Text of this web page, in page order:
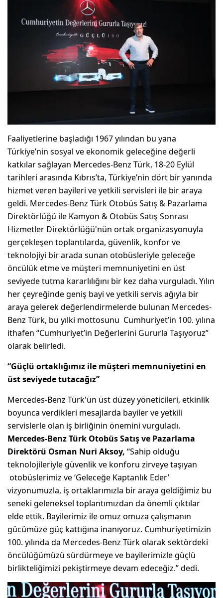
Faaliyetlerine başladığı 1967 yılından bu yana
Türkiye’nin sosyal ve ekonomik geleceğine değerli
katkılar sağlayan Mercedes-Benz Türk, 18-20 Eylül
tarihleri arasında Kıbrıs’ta, Türkiye’nin dört bir yanında
hizmet veren bayileri ve yetkili servisleri ile bir araya
geldi. Mercedes-Benz Türk Otobüs Satış & Pazarlama
Direktörlüğü ile Kamyon & Otobüs Satış Sonrası
Hizmetler Direktörlüğü'nün ortak organizasyonuyla
gerçekleşen toplantılarda, güvenlik, konfor ve
teknolojiyi bir arada sunan otobüsleriyle geleceğe
öncülük etme ve müşteri memnuniyetini en üst
seviyede tutma kararlılığını bir kez daha vurguladı. Yılın
her çeyreğinde geniş bayi ve yetkili servis ağıyla bir
araya gelerek değerlendirmelerde bulunan Mercedes-
Benz Türk, bu yılki mottosunu Cumhuriyet’in 100. yılına
ithafen “Cumhuriyet’in Değerlerini Gururla Taşıyoruz”
olarak belirledi.
“Güçlü ortaklığımız ile müşteri memnuniyetini en
üst seviyede tutacağız”
Mercedes-Benz Türk'ün üst düzey yöneticileri, etkinlik
boyunca verdikleri mesajlarda bayiler ve yetkili
servislerle olan iş birliğinin önemini vurguladı.
Mercedes-Benz Türk Otobüs Satış ve Pazarlama
Direktörü Osman Nuri Aksoy, “Sahip olduğu
teknolojileriyle güvenlik ve konforu zirveye taşıyan
otobüslerimiz ve ‘Geleceğe Kaptanlık Eder’
vizyonumuzla, iş ortaklarımızla bir araya geldiğimiz bu
seneki geleneksel toplantımızdan da önemli çıktılar
elde ettik. Bayilerimiz ile omuz omuza çalışmanın
gücümüze güç kattığına inanıyoruz. Cumhuriyetimizin
100. yılında da Mercedes-Benz Türk olarak sektördeki
öncülüğümüzü sürdürmeye ve bayilerimizle güçlü
birlikteliğimizi pekiştirmeye devam edeceğiz.” dedi.